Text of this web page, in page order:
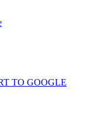
TO GOOGLE